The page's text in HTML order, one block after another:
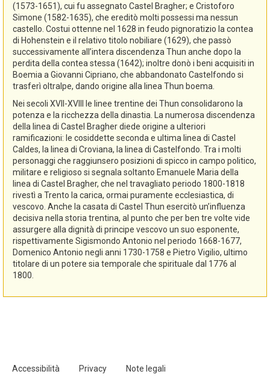
(1573-1651), cui fu assegnato Castel Bragher; e Cristoforo
Simone (1582-1635), che ereditò molti possessi ma nessun
castello. Costui ottenne nel 1628 in feudo pignoratizio la contea
di Hohenstein e il relativo titolo nobiliare (1629), che passò
successivamente all’intera discendenza Thun anche dopo la
perdita della contea stessa (1642); inoltre donò i beni acquisiti in
Boemia a Giovanni Cipriano, che abbandonato Castelfondo si
trasferì oltralpe, dando origine alla linea Thun boema.
Nei secoli XVII-XVIII le linee trentine dei Thun consolidarono la
potenza e la ricchezza della dinastia. La numerosa discendenza
della linea di Castel Bragher diede origine a ulteriori
ramificazioni: le cosiddette seconda e ultima linea di Castel
Caldes, la linea di Croviana, la linea di Castelfondo. Tra i molti
personaggi che raggiunsero posizioni di spicco in campo politico,
militare e religioso si segnala soltanto Emanuele Maria della
linea di Castel Bragher, che nel travagliato periodo 1800-1818
rivestì a Trento la carica, ormai puramente ecclesiastica, di
vescovo. Anche la casata di Castel Thun esercitò un’influenza
decisiva nella storia trentina, al punto che per ben tre volte vide
assurgere alla dignità di principe vescovo un suo esponente,
rispettivamente Sigismondo Antonio nel periodo 1668-1677,
Domenico Antonio negli anni 1730-1758 e Pietro Vigilio, ultimo
titolare di un potere sia temporale che spirituale dal 1776 al
1800.
Accessibilità Privacy Note legali